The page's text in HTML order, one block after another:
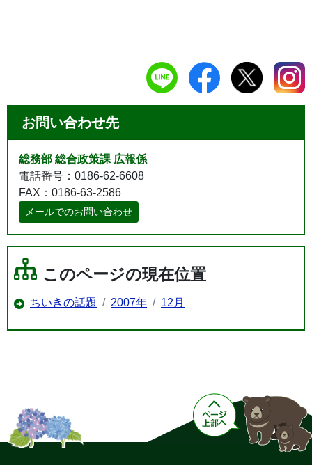
お問い合わせ先
総務部 総合政策課 広報係
電話番号：0186-62-6608
FAX：0186-63-2586
メールでのお問い合わせ
このページの現在位置
ちいきの話題 2007年 12月